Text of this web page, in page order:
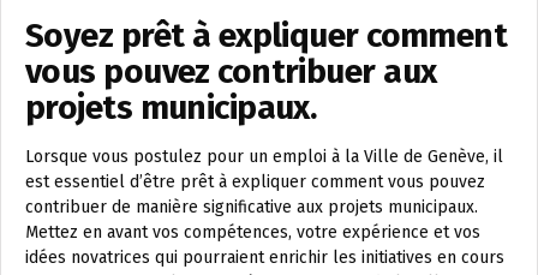
Soyez prêt à expliquer comment
vous pouvez contribuer aux
projets municipaux.
Lorsque vous postulez pour un emploi à la Ville de Genève, il
est essentiel d’être prêt à expliquer comment vous pouvez
contribuer de manière significative aux projets municipaux.
Mettez en avant vos compétences, votre expérience et vos
idées novatrices qui pourraient enrichir les initiatives en cours